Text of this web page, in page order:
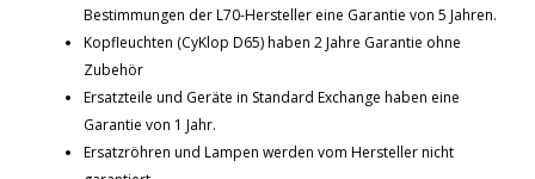
Bestimmungen der L70-Hersteller eine Garantie von 5 Jahren.
Kopfleuchten (CyKlop D65) haben 2 Jahre Garantie ohne
Zubehör
Ersatzteile und Geräte in Standard Exchange haben eine
Garantie von 1 Jahr.
Ersatzröhren und Lampen werden vom Hersteller nicht